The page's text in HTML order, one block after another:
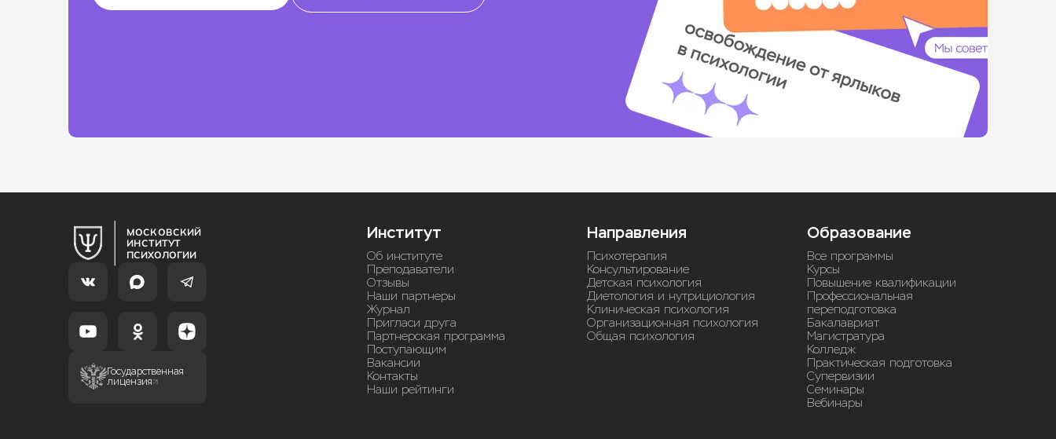
МОСКОВСКИЙ
ИНСТИТУТ
ПСИХОЛОГИИ
Государственная
лицензия
Институт
Об институте
Преподаватели
Отзывы
Наши партнеры
Журнал
Пригласи друга
Партнерская программа
Поступающим
Вакансии
Контакты
Наши рейтинги
Направления
Психотерапия
Консультирование
Детская психология
Диетология и нутрициология
Клиническая психология
Организационная психология
Общая психология
Образование
Все программы
Курсы
Повышение квалификации
Профессиональная
переподготовка
Бакалавриат
Магистратура
Колледж
Практическая подготовка
Супервизии
Семинары
Вебинары